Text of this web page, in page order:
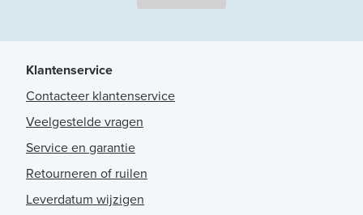
Klantenservice
Contacteer klantenservice
Veelgestelde vragen
Service en garantie
Retourneren of ruilen
Leverdatum wijzigen